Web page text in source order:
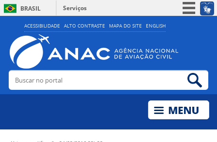
ACESSIBILIDADE ALTO CONTRASTE MAPA DO SITE ENGLISH
BRASIL
Serviços
Simplifique!
Acesso à informação
Legislação
Buscar no portal